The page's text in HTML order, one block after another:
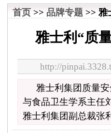
不能再单纯地销售产品,而要向增强服务
首页 >> 品牌专题 >> 雅
雅士利“质
http://
雅士利集团质量
与食品卫生学系主任
雅士利集团副总裁张